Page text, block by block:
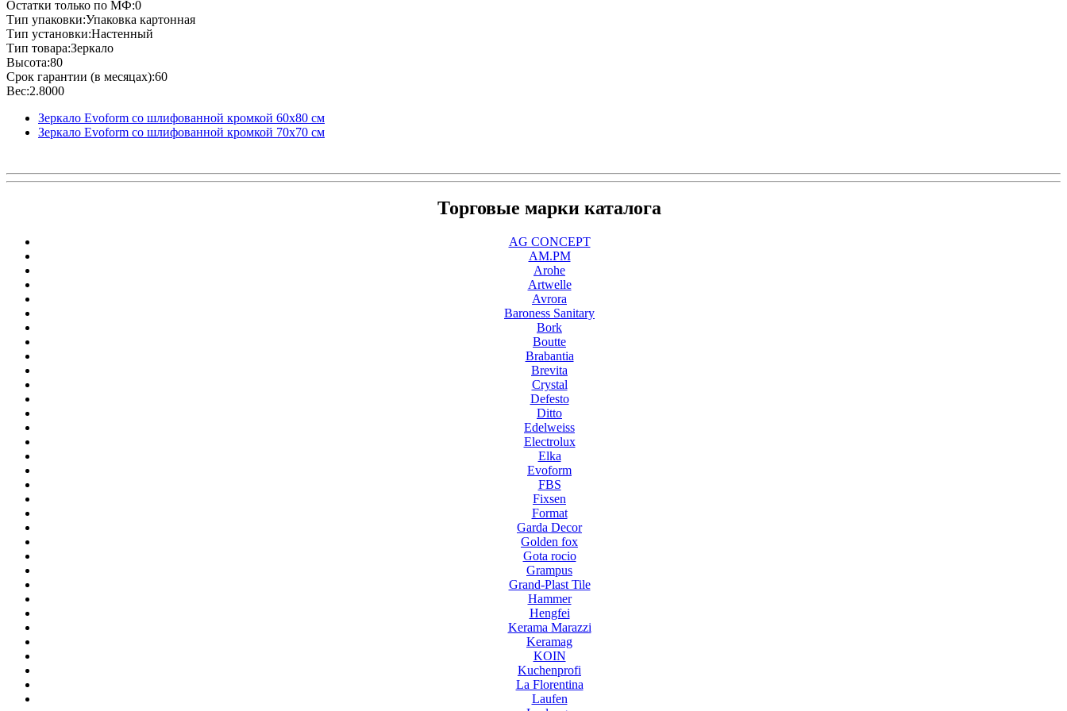
Остатки только по МФ:0
Тип упаковки:Упаковка картонная
Тип установки:Настенный
Тип товара:Зеркало
Высота:80
Срок гарантии (в месяцах):60
Вес:2.8000
Зеркало Evoform со шлифованной кромкой 60х80 см
Зеркало Evoform со шлифованной кромкой 70х70 см
Торговые марки каталога
AG CONCEPT
AM.PM
Arohe
Artwelle
Avrora
Baroness Sanitary
Bork
Boutte
Brabantia
Brevita
Crystal
Defesto
Ditto
Edelweiss
Electrolux
Elka
Evoform
FBS
Fixsen
Format
Garda Decor
Golden fox
Gota rocio
Grampus
Grand-Plast Tile
Hammer
Hengfei
Kerama Marazzi
Keramag
KOIN
Kuchenprofi
La Florentina
Laufen